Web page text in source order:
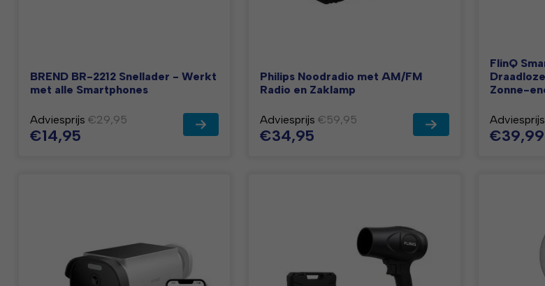
BREND BR-2212 Snellader - Werkt
met alle Smartphones
Adviesprijs €29,95
€14,95
Philips Noodradio met AM/FM
Radio en Zaklamp
Adviesprijs €59,95
€34,95
FlinQ
Zonne-
Adviesprijs
€39,99